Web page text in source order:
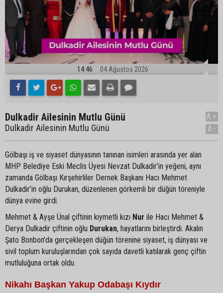
14:46 04 Ağustos 2026
Dulkadir Ailesinin Mutlu Günü
Dulkadir Ailesinin Mutlu Günü
A+
A-
Gölbaşı iş ve siyaset dünyasının tanınan isimleri arasında yer alan
MHP Belediye Eski Meclis Üyesi Nevzat Dulkadir’in yeğeni, aynı
zamanda Gölbaşı Kırşehirliler Dernek Başkanı Hacı Mehmet
Dulkadir’in oğlu Durukan, düzenlenen görkemli bir düğün töreniyle
dünya evine girdi.
Mehmet & Ayşe Ünal çiftinin kıymetli kızı Nur ile Hacı Mehmet &
Derya Dulkadir çiftinin oğlu Durukan, hayatlarını birleştirdi. Akalın
Şato Bonbon'da gerçekleşen düğün törenine siyaset, iş dünyası ve
sivil toplum kuruluşlarından çok sayıda davetli katılarak genç çiftin
mutluluğuna ortak oldu.
Nikahı Başkan Yakup Odabaşı Kıydır